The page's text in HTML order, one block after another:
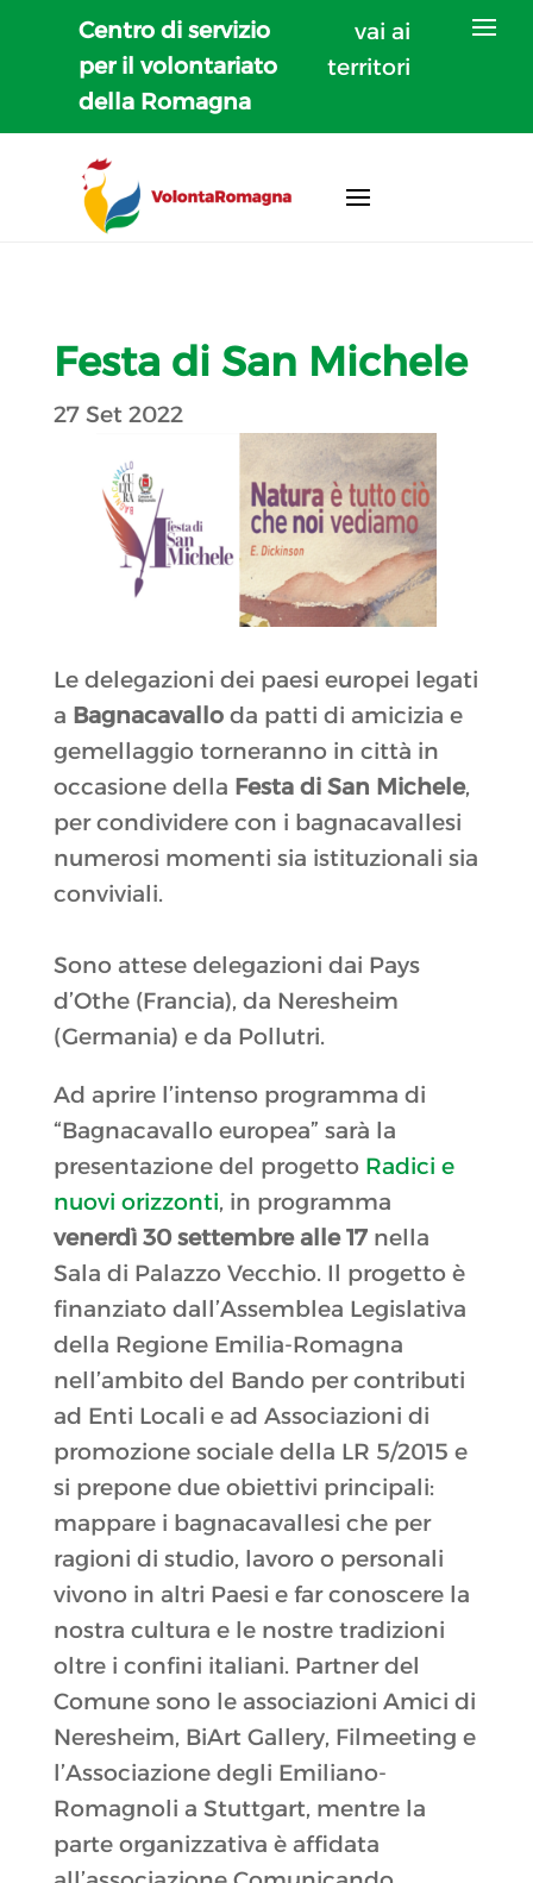
Centro di servizio
per il volontariato
della Romagna
vai ai
territori
Festa di San Michele
27 Set 2022
Le delegazioni dei paesi europei legati
a Bagnacavalloda patti di amicizia e
gemellaggio torneranno in città in
occasione della Festa di San Michele,
per condividere con i bagnacavallesi
numerosi momenti sia istituzionali sia
conviviali.
Sono attese delegazioni dai Pays
d’Othe (Francia), da Neresheim
(Germania) e da Pollutri.
Ad aprire l’intenso programma di
“Bagnacavallo europea” sarà la
presentazione del progetto Radici e
nuovi orizzonti, in programma
venerdì 30 settembre alle 17nella
Sala di Palazzo Vecchio. Il progetto è
finanziato dall’Assemblea Legislativa
della Regione Emilia-Romagna
nell’ambito del Bando per contributi
ad Enti Locali e ad Associazioni di
promozione sociale della LR 5/2015 e
si prepone due obiettivi principali:
mappare i bagnacavallesi che per
ragioni di studio, lavoro o personali
vivono in altri Paesi e far conoscere la
nostra cultura e le nostre tradizioni
oltre i confini italiani. Partner del
Comune sono le associazioni Amici di
Neresheim, BiArt Gallery, Filmeeting e
l’Associazione degli Emiliano-
Romagnoli a Stuttgart, mentre la
parte organizzativa è affidata